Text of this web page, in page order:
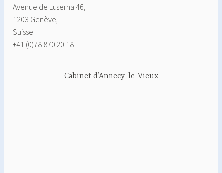
Avenue de Luserna 46,
1203 Genève,
Suisse
+41 (0)78 870 20 18
Cabinet d’Annecy-le-Vieux